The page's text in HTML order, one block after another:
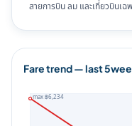
สายการบิน ลม และเที่ยวบินเฉ
Fare trend — last
max ฿6,234